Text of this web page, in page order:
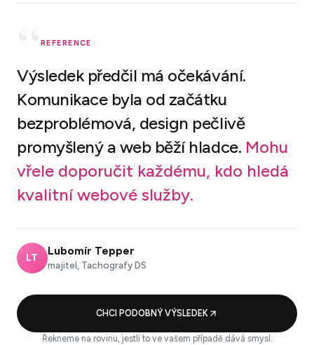
REFERENCE
Výsledek předčil má očekávání.
Komunikace byla od začátku
bezproblémová, design pečlivě
promyšlený a web běží hladce. Mohu
vřele doporučit každému, kdo hledá
kvalitní webové služby.
LT
Lubomír Tepper
majitel, Tachografy DS
CHCI PODOBNÝ VÝSLEDEK
Řekneme na rovinu, jestli to ve vašem případě dává smysl.